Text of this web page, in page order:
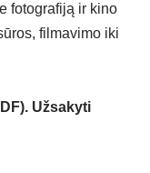
fotografiją ir kino
filmavimo iki
Užsakyti